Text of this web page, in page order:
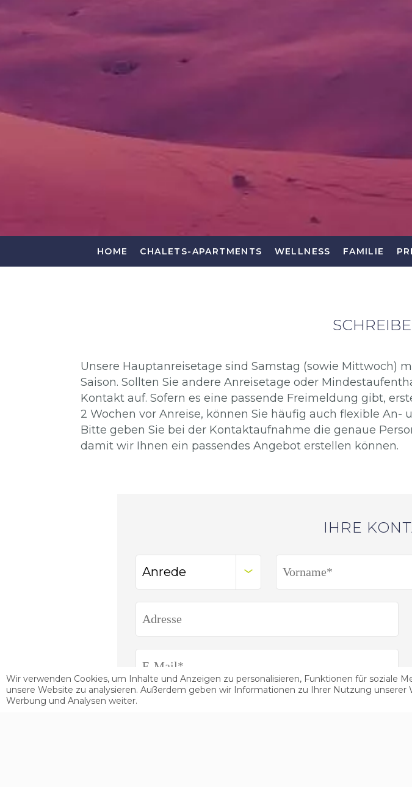
HOME CHALETS-APARTMENTS WELLNESS FAMILIE
Unsere Hauptanreisetage sind Samstag (sowie Mittwoch)
Saison. Sollten Sie andere Anreisetage oder
Kontakt auf. Sofern es eine passende Freimeldung gibt,
2 Wochen vor Anreise, können Sie häufig auch flexible
Bitte geben Sie bei der Kontaktaufnahme die genaue
damit wir Ihnen ein passendes Angebot erstellen können.
IHRE
Wir verwenden Cookies, um Inhalte und Anzeigen zu personalisieren, Funktionen für soziale
unsere Website zu analysieren. Außerdem geben wir Informationen zu Ihrer Nutzung unserer
Werbung und Analysen weiter.